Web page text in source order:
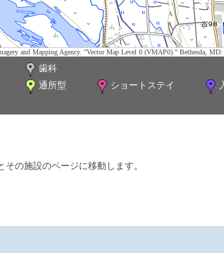
and Mapping Agency. "Vector Map Level 0 (VMAP0)." Bethesda,
歯科
通所型 ショートステイ
の施設のページに移動します。